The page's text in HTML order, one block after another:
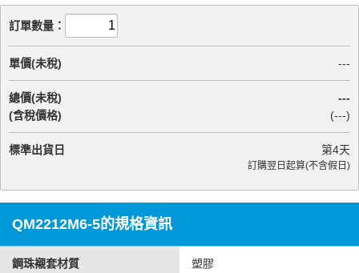
訂單數量：
單價(未稅) ---
總價(未稅)
(含稅價格)
---
(---)
標準出貨日 第4天
訂購翌日起算(不含假日)
QM2212M6-5的規格資訊
鋼珠襯套材質 塑膠